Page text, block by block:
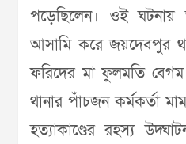
পড়েছিলেন। ওই ঘটনায়
আসামি করে জয়দেবপুর
ফরিদের মা ফুলমতি
থানার পাঁচজন কর্মকর্তা
হত্যাকাণ্ডের রহস্য